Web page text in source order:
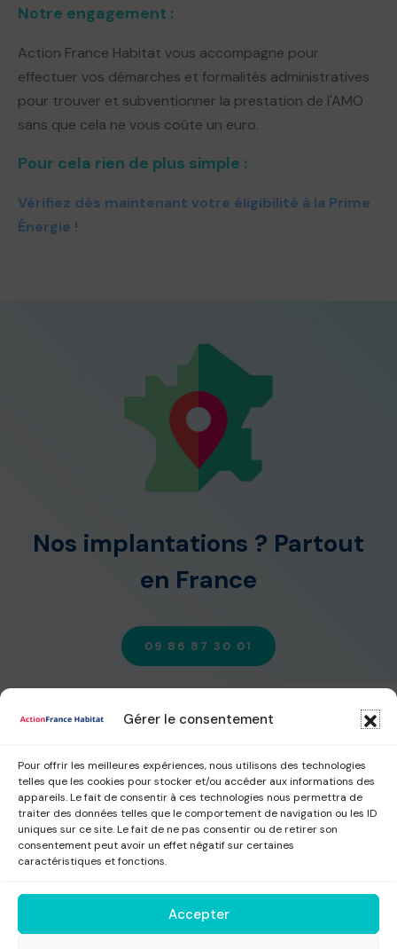
Gérer le consentement
Pour offrir les meilleures expériences, nous utilisons des technologies
telles que les cookies pour stocker et/ou accéder aux informations des
appareils. Le fait de consentir à ces technologies nous permettra de
traiter des données telles que le comportement de navigation ou les ID
uniques sur ce site. Le fait de ne pas consentir ou de retirer son
consentement peut avoir un effet négatif sur certaines
caractéristiques et fonctions.
Accepter
Notre engagement :
Action France Habitat vous accompagne pour
effectuer vos démarches et formalités administratives
pour trouver et subventionner la prestation de l'AMO
sans que cela ne vous coûte un euro.
Pour cela rien de plus simple :
Vérifiez dès maintenant votre éligibilité à la Prime
Énergie !
Nos implantations ? Partout
en France
09 86 87 30 01
Travaux éligibles|Les aides|Nos missions
09 86 87 30 01